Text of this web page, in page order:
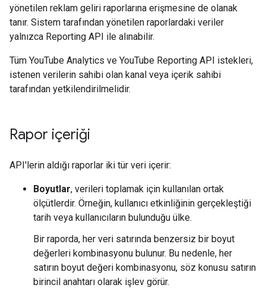
yönetilen reklam geliri raporlarına erişmesine de olanak
tanır. Sistem tarafından yönetilen raporlardaki veriler
yalnızca Reporting API ile alınabilir.
Tüm YouTube Analytics ve YouTube Reporting API istekleri,
istenen verilerin sahibi olan kanal veya içerik sahibi
tarafından yetkilendirilmelidir.
Rapor içeriği
API'lerin aldığı raporlar iki tür veri içerir:
Boyutlar, verileri toplamak için kullanılan ortak
ölçütlerdir. Örneğin, kullanıcı etkinliğinin gerçekleştiği
tarih veya kullanıcıların bulunduğu ülke.
Bir raporda, her veri satırında benzersiz bir boyut
değerleri kombinasyonu bulunur. Bu nedenle, her
satırın boyut değeri kombinasyonu, söz konusu satırın
birincil anahtarı olarak işlev görür.